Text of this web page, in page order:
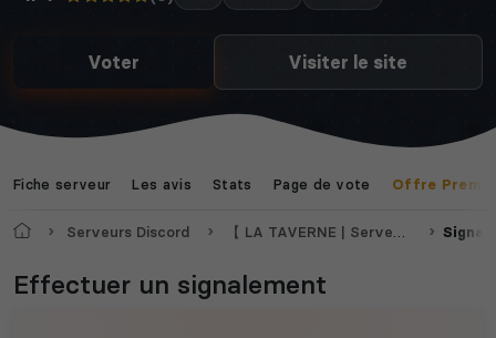
Hell Let Loose
Voter Visiter le site
Fiche serveur Les avis Stats Page de vote Offre
AccueilServeurs Discord 【 LA TAVERNE | Serveur Communautaire | 5700+ 】
Effectuer un signalement